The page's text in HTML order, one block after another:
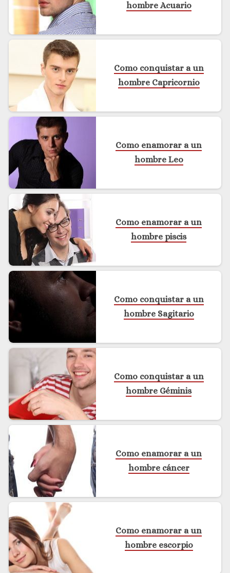
hombre Acuario
Como conquistar a un
hombre Capricornio
Como enamorar a un
hombre Leo
Como enamorar a un
hombre piscis
Como conquistar a un
hombre Sagitario
Como conquistar a un
hombre Géminis
Como enamorar a un
hombre cáncer
Como enamorar a un
hombre escorpio